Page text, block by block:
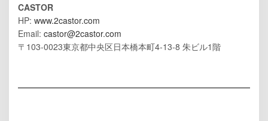
CASTOR
HP: www.2castor.com
Email: castor@2castor.com
〒103-0023東京都中央区日本橋本町4-13-8 朱ビル1階